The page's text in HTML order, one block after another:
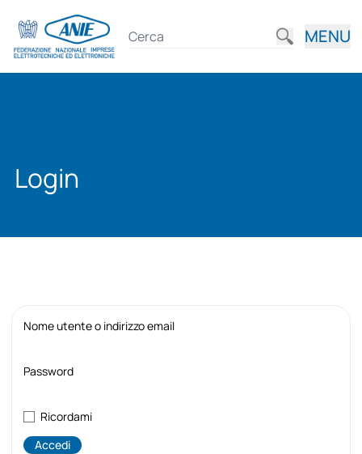
MENU
Login
Nome utente o indirizzo email
Password
Ricordami